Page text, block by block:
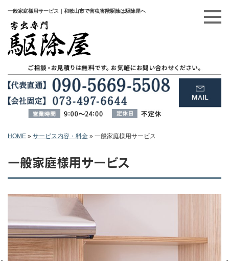
一般家庭様用サービス｜和歌山市で害虫害獣駆除は駆除屋へ
HOME » サービス内容・料金 » 一般家庭様用サービス
一般家庭様用サービス